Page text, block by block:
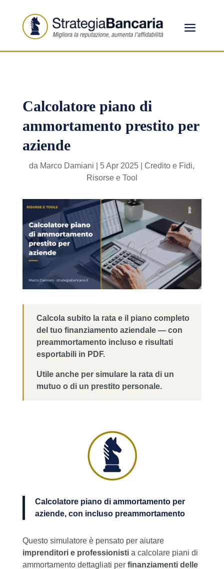
Calcolatore piano di
ammortamento prestito per
aziende
da Marco Damiani 5 Apr 2025 |Credito e Fidi,
Risorse e Tool
Calcola subito la rata e il piano completo
del tuo finanziamento aziendale — con
preammortamento incluso e risultati
esportabili in PDF.
Utile anche per simulare la rata di un
mutuo o di un prestito personale.
Calcolatore piano di ammortamento per
aziende, con incluso preammortamento
Questo simulatore è pensato per aiutare
imprenditori e professionistia calcolare piani di
ammortamento dettagliati perfinanziamenti delle